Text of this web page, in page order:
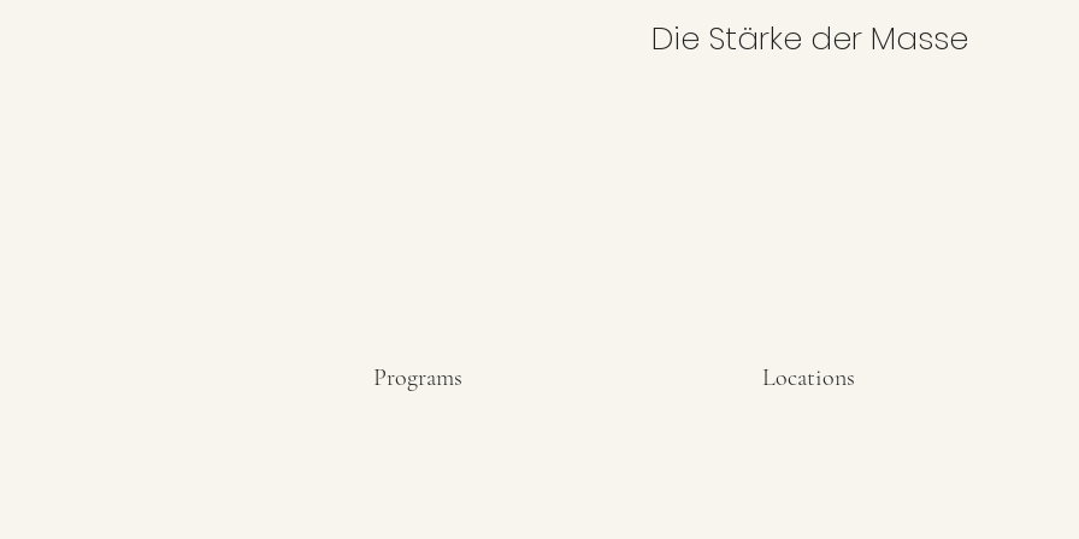
Die Stärke der Masse
Programs Locations